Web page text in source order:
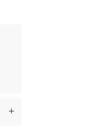
+